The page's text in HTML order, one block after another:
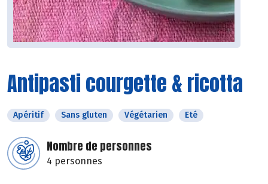
Antipasti courgette & ricotta
Apéritif Sans gluten Végétarien Eté
Nombre de personnes
4 personnes